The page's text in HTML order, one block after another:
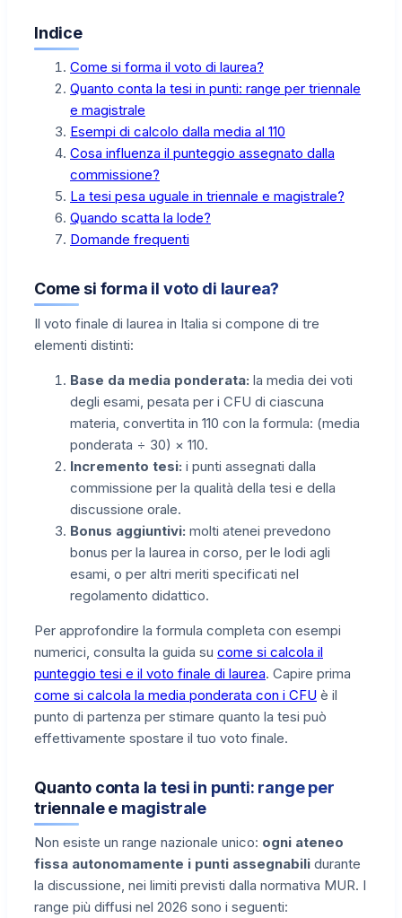
Indice
Come si forma il voto di laurea?
Quanto conta la tesi in punti: range per triennale
e magistrale
Esempi di calcolo dalla media al 110
Cosa influenza il punteggio assegnato dalla
commissione?
La tesi pesa uguale in triennale e magistrale?
Quando scatta la lode?
Domande frequenti
Come si forma il voto di laurea?
Il voto finale di laurea in Italia si compone di tre
elementi distinti:
Base da media ponderata: la media dei voti
degli esami, pesata per i CFU di ciascuna
materia, convertita in 110 con la formula: (media
ponderata ÷ 30) × 110.
Incremento tesi: i punti assegnati dalla
commissione per la qualità della tesi e della
discussione orale.
Bonus aggiuntivi: molti atenei prevedono
bonus per la laurea in corso, per le lodi agli
esami, o per altri meriti specificati nel
regolamento didattico.
Per approfondire la formula completa con esempi
numerici, consulta la guida su come si calcola il
punteggio tesi e il voto finale di laurea. Capire prima
come si calcola la media ponderata con i CFU è il
punto di partenza per stimare quanto la tesi può
effettivamente spostare il tuo voto finale.
Quanto conta la tesi in punti: range per
triennale e magistrale
Non esiste un range nazionale unico: ogni ateneo
fissa autonomamente i punti assegnabili durante
la discussione, nei limiti previsti dalla normativa MUR. I
range più diffusi nel 2026 sono i seguenti: